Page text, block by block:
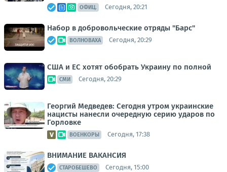
ОФИЦ. Сегодня, 20:21
Набор в добровольческие отряды "Барс"
ВОЛНОВАХА Сегодня, 20:29
США и ЕС хотят обобрать Украину по полной
СМИ Сегодня, 20:29
Георгий Медведев: Сегодня утром украинские
нацисты нанесли очередную серию ударов по
Горловке
ВОЕНКОРЫ Сегодня, 17:38
ВНИМАНИЕ ВАКАНСИЯ
СТАРОБЕШЕВО Сегодня, 15:00